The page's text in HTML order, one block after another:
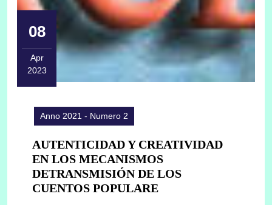
08
Apr
2023
08/04/2023
Anno 2021 - Numero 2
AUTENTICIDAD Y CREATIVIDAD
EN LOS MECANISMOS
DETRANSMISIÓN DE LOS
CUENTOS POPULAREAUTENTICIDAD